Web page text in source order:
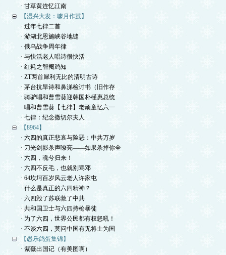
· 甘草黄连忆江南
【湿兴大发：噱月作茧】
· 过年七律二首
· 游湖北恩施峡谷地缝
· 俄乌战争周年律
· 与快活老人唱诗很快活
· 红耗之智阉鸡知
· ZT两首犀利无比的清明古诗
· 茅台抗旱诗和鼻涕检讨书（旧作存
· 骑驴唱和曹雪葵迎韩国朴槿惠总统
· 唱和曹雪葵【七律】老顽童忆六一
· 七律：纪念撒切尔夫人
【8964】
· 六四的真正悲哀与险恶：中共万岁
· 刀光剑影杀声嘹亮——如果杀掉你全
· 六四，魂兮归来！
· 六四不反毛，也就别骂邓
· 64坎坷百岁风云老人许家屯
· 什么是真正的六四精神？
· 六四毁了苏联救了中共
· 共和国卫士与六四持枪暴徒
· 为了六四，世界公民都有权怒吼！
· 不谈六四，莫问中国有无将士为国
【愚乐鸽蛋集锦】
· 紫薇出国记（有美图啊）